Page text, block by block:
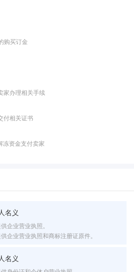
购买订金
家办理相关手续
付相关证书
冻资金支付卖家
名义
企业营业执照。
企业营业执照和商标注册证原件。
名义